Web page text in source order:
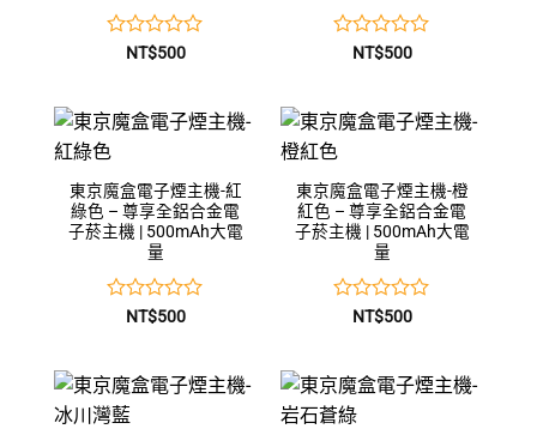
滿
分
5
NT$500
滿
分
5
NT$500
東京魔盒電子煙主機-紅
綠色 – 尊享全鋁合金電
子菸主機 | 500mAh大電
量
滿
分
5
NT$500
東京魔盒電子煙主機-橙
紅色 – 尊享全鋁合金電
子菸主機 | 500mAh大電
量
滿
分
5
NT$500